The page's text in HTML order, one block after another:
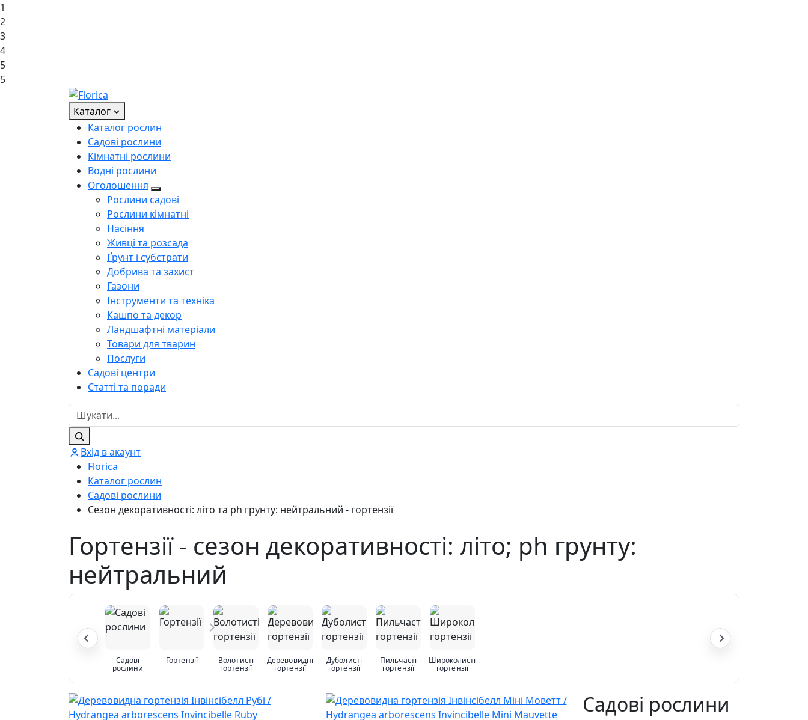
1
2
3
4
5
5
Каталог
Каталог рослин
Садові рослини
Кімнатні рослини
Водні рослини
Оголошення
Рослини садові
Рослини кімнатні
Насіння
Живці та розсада
Ґрунт і субстрати
Добрива та захист
Газони
Інструменти та техніка
Кашпо та декор
Ландшафтні матеріали
Товари для тварин
Послуги
Садові центри
Статті та поради
Вхід в акаунт
Florica
Каталог рослин
Садові рослини
Сезон декоративності: літо та ph грунту: нейтральний - гортензії
Гортензії - сезон декоративності: літо; ph грунту:
нейтральний
Садові
рослини
Гортензії Волотисті
гортензії
Деревовидні
гортензії
Дуболисті
гортензії
Пильчасті
гортензії
Широколисті
гортензії
Садові рослини